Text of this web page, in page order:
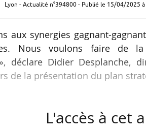
Lyon - Actualité n°394800 - Publié le 15/04/2025 à
aux synergies gagnant-
Nous voulons faire de
déclare Didier Desplanche,
de la présentation du plan
autour de la
L'accès à cet